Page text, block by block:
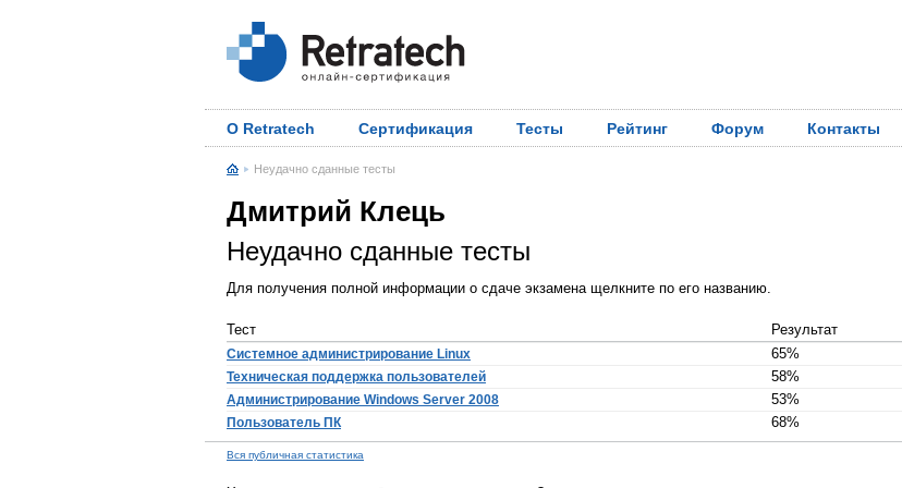
О Retratech Сертификация Тесты Рейтинг Форум Контакты
Неудачно сданные тесты
Дмитрий Клець
Неудачно сданные тесты
Для получения полной информации о сдаче экзамена щелкните по его названию.
Тест Результат
Системное администрирование Linux 65%
Техническая поддержка пользователей 58%
Администрирование Windows Server 2008 53%
Пользователь ПК 68%
Вся публичная статистика